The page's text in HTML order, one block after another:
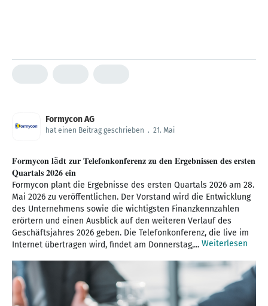
Formycon AG
hat einen Beitrag geschrieben . 21. Mai
𝐅𝐨𝐫𝐦𝐲𝐜𝐨𝐧 𝐥ä𝐝𝐭 𝐳𝐮𝐫 𝐓𝐞𝐥𝐞𝐟𝐨𝐧𝐤𝐨𝐧𝐟𝐞𝐫𝐞𝐧𝐳 𝐳𝐮 𝐝𝐞𝐧 𝐄𝐫𝐠𝐞𝐛𝐧𝐢𝐬𝐬𝐞𝐧 𝐝𝐞𝐬 𝐞𝐫𝐬𝐭𝐞𝐧
𝐐𝐮𝐚𝐫𝐭𝐚𝐥𝐬 𝟐𝟎𝟐𝟔 𝐞𝐢𝐧
Formycon plant die Ergebnisse des ersten Quartals 2026 am 28.
Mai 2026 zu veröffentlichen. Der Vorstand wird die Entwicklung
des Unternehmens sowie die wichtigsten Finanzkennzahlen
erörtern und einen Ausblick auf den weiteren Verlauf des
Geschäftsjahres 2026 geben. Die Telefonkonferenz, die live im
Internet übertragen wird, findet am Donnerstag,... Weiterlesen